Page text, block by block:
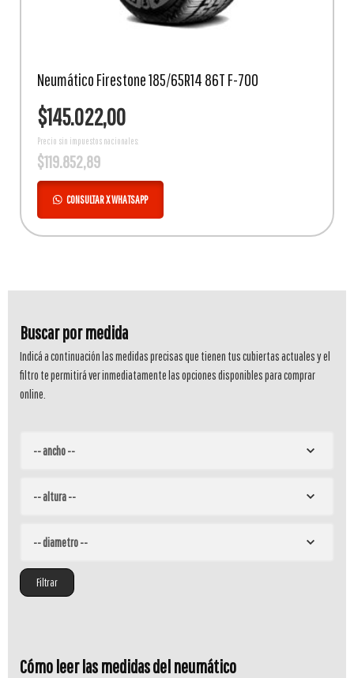
Neumático Firestone 185/65R14 86T F-700
$145.022,00
Precio sin impuestos nacionales:
$119.852,89
CONSULTAR X WHATSAPP
Buscar por medida
Indicá a continuación las medidas precisas que tienen tus cubiertas actuales y el
filtro te permitirá ver inmediatamente las opciones disponibles para comprar
online.
Filtrar
Cómo leer las medidas del neumático